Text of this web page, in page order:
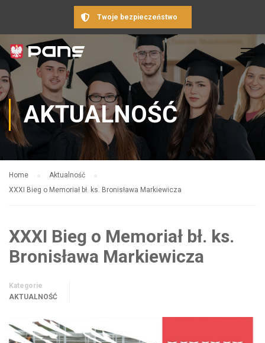
Twoje bezpieczeństwo
AKTUALNOŚĆ
Home
Aktualność
XXXI Bieg o Memoriał bł. ks. Bronisława Markiewicza
XXXI Bieg o Memoriał bł. ks.
Bronisława Markiewicza
Kategorie
AKTUALNOŚĆ